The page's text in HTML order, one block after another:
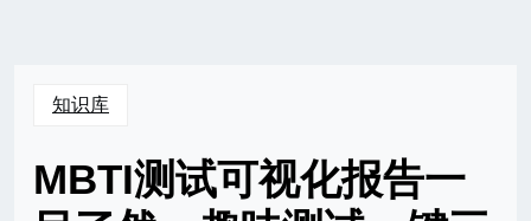
知识库
MBTI测试可视化报告一